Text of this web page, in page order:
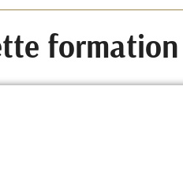
formation